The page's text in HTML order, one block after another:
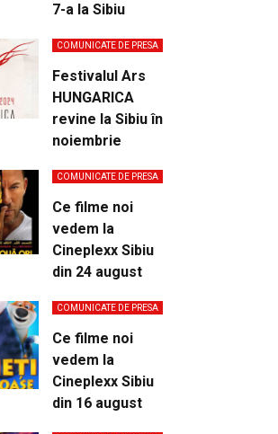
7-a la Sibiu
COMUNICATE DE PRESA
Festivalul Ars
HUNGARICA
revine la Sibiu în
noiembrie
COMUNICATE DE PRESA
Ce filme noi
vedem la
Cineplexx Sibiu
din 24 august
COMUNICATE DE PRESA
Ce filme noi
vedem la
Cineplexx Sibiu
din 16 august